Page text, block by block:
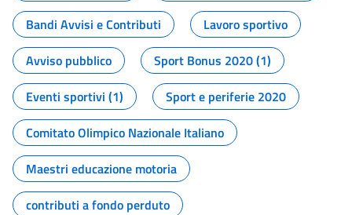
Bandi Avvisi e Contributi
Lavoro sportivo
Avviso pubblico
Sport Bonus 2020 (1)
Eventi sportivi (1)
Sport e periferie 2020
Comitato Olimpico Nazionale Italiano
Maestri educazione motoria
contributi a fondo perduto